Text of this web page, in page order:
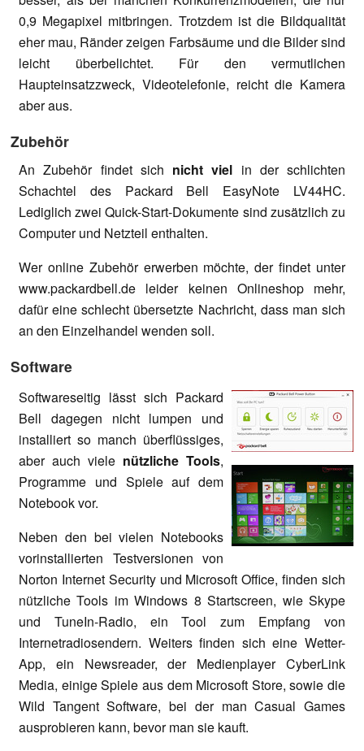
0,9 Megapixel mitbringen. Trotzdem ist die Bildqualität
eher mau, Ränder zeigen Farbsäume und die Bilder sind
leicht überbelichtet. Für den vermutlichen
Haupteinsatzzweck, Videotelefonie, reicht die Kamera
aber aus.
Zubehör
An Zubehör findet sich nicht viel in der schlichten
Schachtel des Packard Bell EasyNote LV44HC.
Lediglich zwei Quick-Start-Dokumente sind zusätzlich zu
Computer und Netzteil enthalten.
Wer online Zubehör erwerben möchte, der findet unter
www.packardbell.de leider keinen Onlineshop mehr,
dafür eine schlecht übersetzte Nachricht, dass man sich
an den Einzelhandel wenden soll.
Software
Softwareseitig lässt sich Packard
Bell dagegen nicht lumpen und
installiert so manch überflüssiges,
aber auch viele nützliche Tools,
Programme und Spiele auf dem
Notebook vor.
Neben den bei vielen Notebooks
vorinstallierten Testversionen von
Norton Internet Security und Microsoft Office, finden sich
nützliche Tools im Windows 8 Startscreen, wie Skype
und TuneIn-Radio, ein Tool zum Empfang von
Internetradiosendern. Weiters finden sich eine Wetter-
App, ein Newsreader, der Medienplayer CyberLink
Media, einige Spiele aus dem Microsoft Store, sowie die
Wild Tangent Software, bei der man Casual Games
ausprobieren kann, bevor man sie kauft.